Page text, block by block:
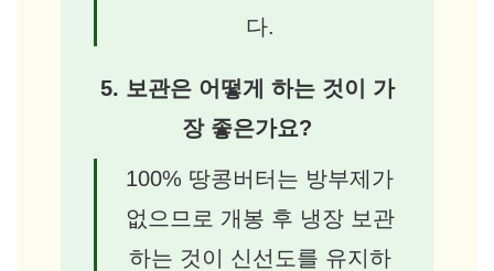
다.
5. 보관은 어떻게 하는 것이 가
장 좋은가요?
100% 땅콩버터는 방부제가
없으므로 개봉 후 냉장 보관
하는 것이 신선도를 유지하